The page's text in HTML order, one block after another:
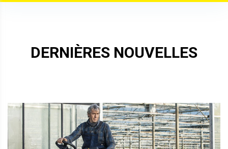
DERNIÈRES NOUVELLES